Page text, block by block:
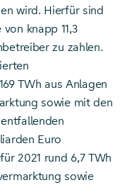
wird. Hierfür sind
knapp 11,3
zu zahlen.
TWh aus Anlagen
sowie mit den
Euro
2021 rund 6,7 TWh
sowie